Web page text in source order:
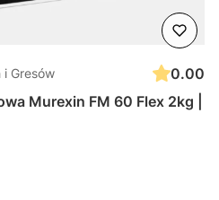
i Gresów
0.00
Murexin FM 60 Flex 2kg |